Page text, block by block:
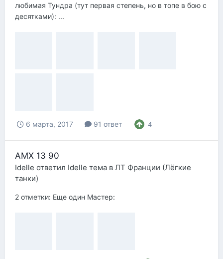
любимая Тундра (тут первая степень, но в топе в бою с
десятками): ...
6 марта, 2017 91 ответ 4
AMX 13 90
Idelle ответил Idelle тема в ЛТ Франции (Лёгкие
танки)
2 отметки: Еще один Мастер: